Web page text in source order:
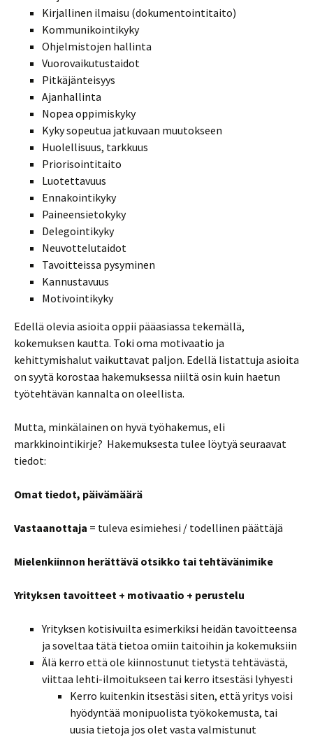
Kirjallinen ilmaisu (dokumentointitaito)
Kommunikointikyky
Ohjelmistojen hallinta
Vuorovaikutustaidot
Pitkäjänteisyys
Ajanhallinta
Nopea oppimiskyky
Kyky sopeutua jatkuvaan muutokseen
Huolellisuus, tarkkuus
Priorisointitaito
Luotettavuus
Ennakointikyky
Paineensietokyky
Delegointikyky
Neuvottelutaidot
Tavoitteissa pysyminen
Kannustavuus
Motivointikyky
Edellä olevia asioita oppii pääasiassa tekemällä,
kokemuksen kautta. Toki oma motivaatio ja
kehittymishalut vaikuttavat paljon. Edellä listattuja asioita
on syytä korostaa hakemuksessa niiltä osin kuin haetun
työtehtävän kannalta on oleellista.
Mutta, minkälainen on hyvä työhakemus, eli
markkinointikirje? Hakemuksesta tulee löytyä seuraavat
tiedot:
Omat tiedot, päivämäärä
Vastaanottaja = tuleva esimiehesi / todellinen päättäjä
Mielenkiinnon herättävä otsikko tai tehtävänimike
Yrityksen tavoitteet + motivaatio + perustelu
Yrityksen kotisivuilta esimerkiksi heidän tavoitteensa
ja soveltaa tätä tietoa omiin taitoihin ja kokemuksiin
Älä kerro että ole kiinnostunut tietystä tehtävästä,
viittaa lehti-ilmoitukseen tai kerro itsestäsi lyhyesti
Kerro kuitenkin itsestäsi siten, että yritys voisi
hyödyntää monipuolista työkokemusta, tai
uusia tietoja jos olet vasta valmistunut